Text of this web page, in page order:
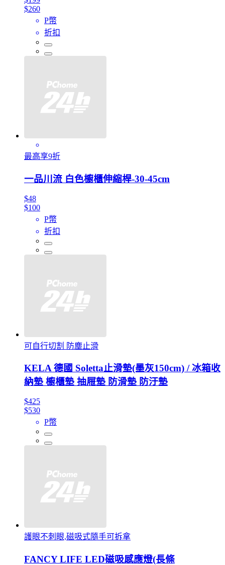
$260
P幣
折扣
最高享9折
一品川流 白色櫥櫃伸縮桿-30-45cm
$48
$100
P幣
折扣
可自行切割 防塵止滑
KELA 德國 Soletta止滑墊(墨灰150cm) / 冰箱收
納墊 櫥櫃墊 抽屜墊 防滑墊 防汙墊
$425
$530
P幣
護眼不刺眼,磁吸式隨手可拆拿
FANCY LIFE LED磁吸感應燈(長條